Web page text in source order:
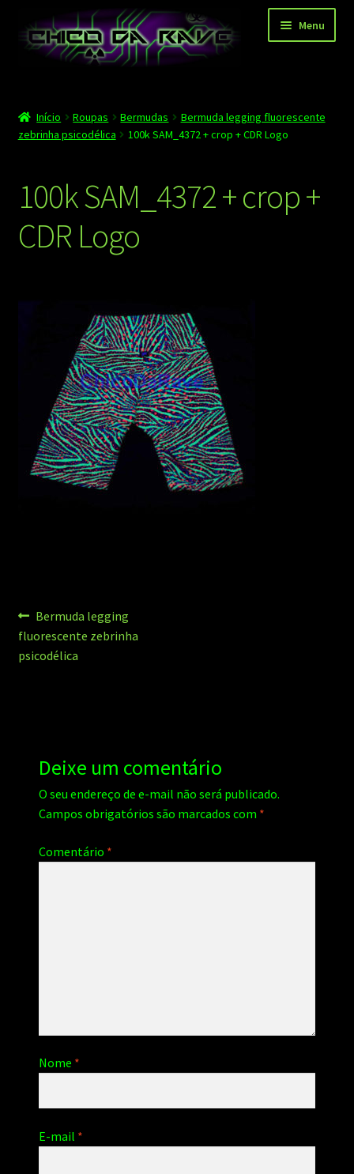
para
navegação
para
Menu
Depoimentos
Carrinho
Finalizar compra
Início Roupas Bermudas
Bermuda legging fluorescente
zebrinha psicodélica
100k SAM_4372 + crop + CDR Logo
100k SAM_4372 + crop +
CDR Logo
Navegação
de
Post
anterior:
Bermuda legging
fluorescente zebrinha
psicodélica
Deixe um comentário
O seu endereço de e-mail não será publicado.
Campos obrigatórios são marcados com *
Comentário *
Nome *
E-mail *